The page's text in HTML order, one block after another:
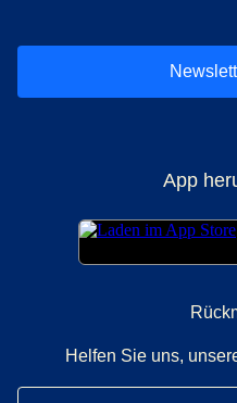
App
Helfen Sie uns,